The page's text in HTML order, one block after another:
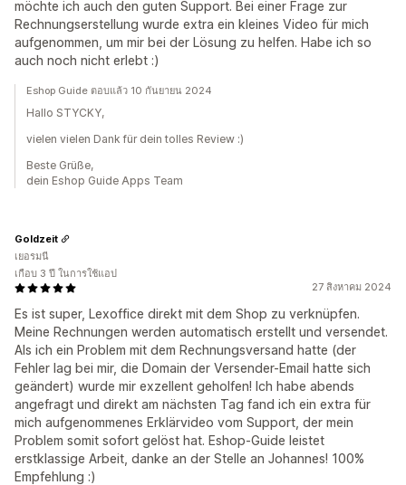
möchte ich auch den guten Support. Bei einer Frage zur
Rechnungserstellung wurde extra ein kleines Video für mich
aufgenommen, um mir bei der Lösung zu helfen. Habe ich so
auch noch nicht erlebt :)
Eshop Guide ตอบแล้ว 10 กันยายน 2024
Hallo STYCKY,
vielen vielen Dank für dein tolles Review :)
Beste Grüße,
dein Eshop Guide Apps Team
27 สิงหาคม 2024
Es ist super, Lexoffice direkt mit dem Shop zu verknüpfen.
Meine Rechnungen werden automatisch erstellt und versendet.
Als ich ein Problem mit dem Rechnungsversand hatte (der
Fehler lag bei mir, die Domain der Versender-Email hatte sich
geändert) wurde mir exzellent geholfen! Ich habe abends
angefragt und direkt am nächsten Tag fand ich ein extra für
mich aufgenommenes Erklärvideo vom Support, der mein
Problem somit sofort gelöst hat. Eshop-Guide leistet
erstklassige Arbeit, danke an der Stelle an Johannes! 100%
Empfehlung :)
Goldzeit
เยอรมนี
เกือบ 3 ปี ในการใช้แอป